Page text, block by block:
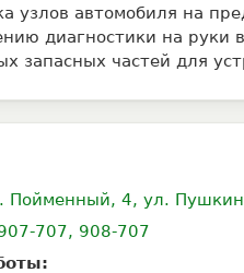
узлов автомобиля на
диагностики на руки
запасных частей для
Пойменный, 4, ул.
707, 908-707